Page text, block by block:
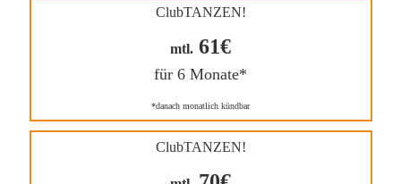
ClubTANZEN!
mtl. 61€
für 6 Monate*
*danach monatlich kündbar
ClubTANZEN!